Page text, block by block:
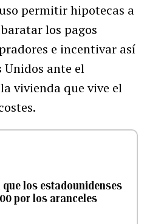
permitir hipotecas a
los pagos
e incentivar así
Unidos ante el
vivienda que vive el
los estadounidenses
por los aranceles